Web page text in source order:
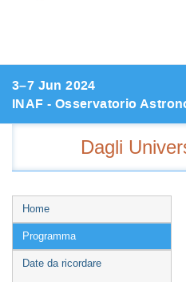
3–7 Jun 2024
INAF - Osservatorio
Dagli
Event
menu
Home
Programma
Date da ricordare